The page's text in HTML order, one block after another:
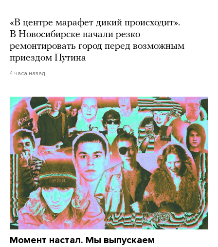
«В центре марафет дикий происходит».
В Новосибирске начали резко
ремонтировать город перед возможным
приездом Путина
4 часа назад
Момент настал. Мы выпускаем